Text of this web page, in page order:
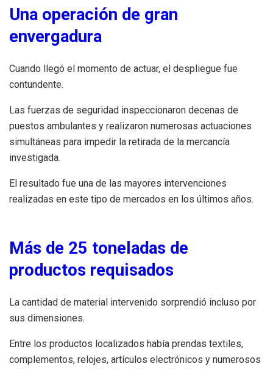
Una operación de gran
envergadura
Cuando llegó el momento de actuar, el despliegue fue
contundente.
Las fuerzas de seguridad inspeccionaron decenas de
puestos ambulantes y realizaron numerosas actuaciones
simultáneas para impedir la retirada de la mercancía
investigada.
El resultado fue una de las mayores intervenciones
realizadas en este tipo de mercados en los últimos años.
Más de 25 toneladas de
productos requisados
La cantidad de material intervenido sorprendió incluso por
sus dimensiones.
Entre los productos localizados había prendas textiles,
complementos, relojes, artículos electrónicos y numerosos